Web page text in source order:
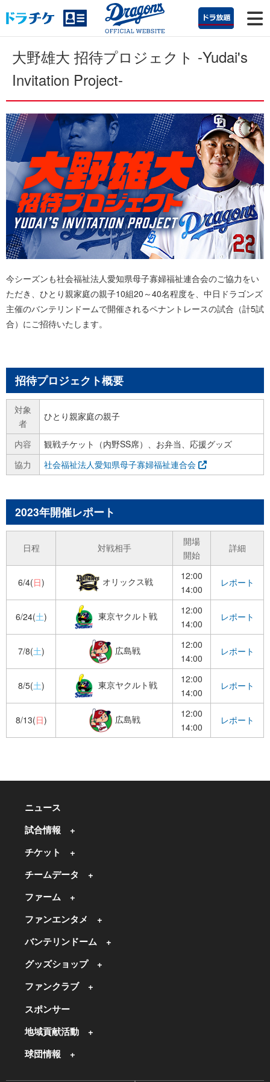
大野雄大 招待プロジェクト -Yudai's
Invitation Project-
今シーズンも社会福祉法人愛知県母子寡婦福祉連合会のご協力をい
ただき、ひとり親家庭の親子10組20～40名程度を、中日ドラゴンズ
主催のバンテリンドームで開催されるペナントレースの試合（計5試
合）にご招待いたします。
招待プロジェクト概要
対象
者
ひとり親家庭の親子
内容
観戦チケット（内野SS席）、お弁当、応援グッズ
協力
社会福祉法人愛知県母子寡婦福祉連合会
2023年開催レポート
日程 対戦相手
開場
開始
詳細
6/4(日) オリックス戦
12:00
14:00
レポート
6/24(土) 東京ヤクルト戦
12:00
14:00
レポート
7/8(土) 広島戦
12:00
14:00
レポート
8/5(土) 東京ヤクルト戦
12:00
14:00
レポート
8/13(日) 広島戦
12:00
14:00
レポート
ニュース
試合情報
チケット
チームデータ
ファーム
ファンエンタメ
バンテリンドーム
グッズショップ
ファンクラブ
スポンサー
地域貢献活動
球団情報